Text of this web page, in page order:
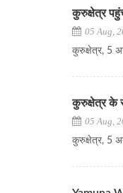
कुरुक्षेत्र
05 Aug,
कुरुक्षेत्र, 5
कुरुक्षेत्र के
05 Aug,
कुरुक्षेत्र, 5